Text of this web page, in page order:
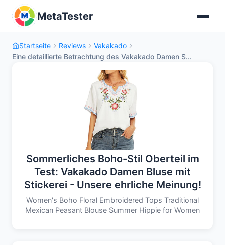
MetaTester
Startseite Reviews
Vakakado
Eine detaillierte Betrachtung des Vakakado Damen S...
Sommerliches Boho-Stil Oberteil im
Test: Vakakado Damen Bluse mit
Stickerei - Unsere ehrliche Meinung!
Women's Boho Floral Embroidered Tops Traditional
Mexican Peasant Blouse Summer Hippie for Women